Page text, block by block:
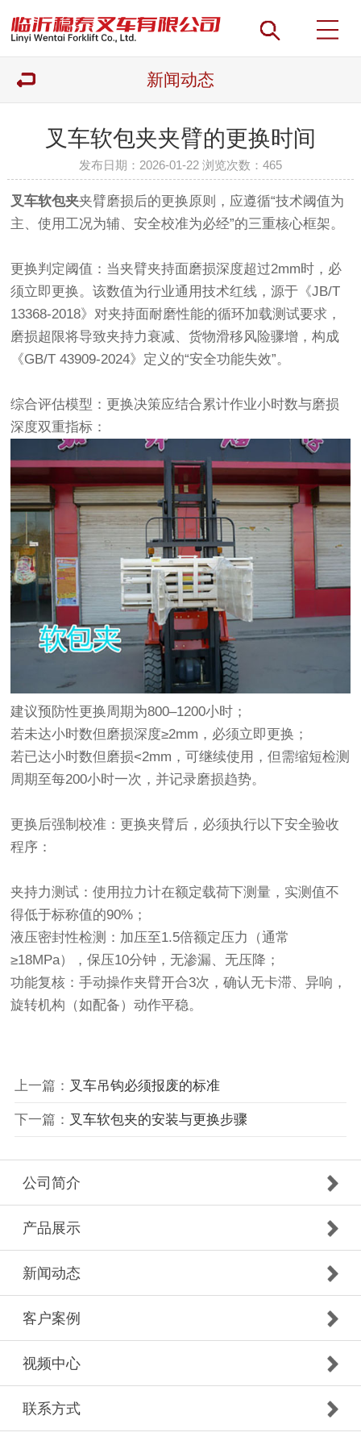
新闻动态
叉车软包夹夹臂的更换时间
发布日期：2026-01-22 浏览次数： 465
叉车软包夹夹臂磨损后的更换原则，应遵循‌“技术阈值为
主、使用工况为辅、安全校准为必经”‌的三重核心框架。
更换判定阈值‌：当夹臂夹持面‌磨损深度超过2mm‌时，必
须立即更换。该数值为行业通用技术红线，源于《JB/T
13368-2018》对夹持面耐磨性能的循环加载测试要求，
磨损超限将导致夹持力衰减、货物滑移风险骤增，构成
《GB/T 43909-2024》定义的“安全功能失效”。
综合评估模型‌：更换决策应结合‌累计作业小时数‌与‌磨损
深度‌双重指标：
建议‌预防性更换周期为800–1200小时‌；
若未达小时数但磨损深度≥2mm，‌必须立即更换‌；
若已达小时数但磨损<2mm，可继续使用，但需‌缩短检测
周期至每200小时一次‌，并记录磨损趋势。
更换后强制校准‌：更换夹臂后，‌必须执行以下安全验收
程序‌：
夹持力测试‌：使用拉力计在额定载荷下测量，实测值不
得低于标称值的90%；
液压密封性检测‌：加压至1.5倍额定压力（通常
≥18MPa），保压10分钟，无渗漏、无压降；
功能复核‌：手动操作夹臂开合3次，确认无卡滞、异响，
旋转机构（如配备）动作平稳。
上一篇： 叉车吊钩必须报废的标准
下一篇： 叉车软包夹的安装与更换步骤
公司简介
产品展示
新闻动态
客户案例
视频中心
联系方式